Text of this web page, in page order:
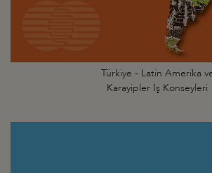
Türkiye - Latin Amerika
Karayipler İş Konseyleri